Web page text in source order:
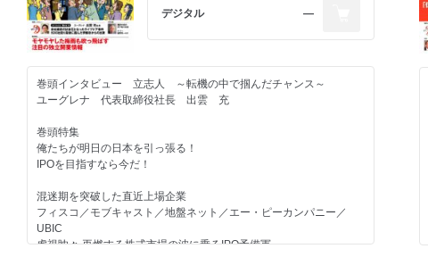
徳重徹社長／スマイルリンク 大林万利子社長／ティーケーピー
河野貴輝社長／ジンコーポレーション 髙橋仁社長／オトコネイ
ル 坂下隆子社長／食一 田中淳士社長／イノベーション 岡崎富
社長／サーチフィールド 齋藤隆太社長／ディーノシステム 中島
一明社長／和える 矢島里佳社長／エスプール 浦上壮平社長／ロ
グーパ 平皓瑛社長／サティス製薬 山崎智士社長／JGマーケティ
ング 佐藤大吾社長／サムライインキュベート 榊原健太郎社長／
アクセルスペース 中村友哉社長／ウィルモア 石川麻由社長／ネ
ェルセルフ 南章行社長／UBIC 守本正宏社長／エニグモ 須田将
吾社長／アラタナ 濱渦伸次社長／BASE 鶴岡裕太社長／ソーシャ
ルリクルーティング 春日博文社長／ユーグレナ 出雲充社長
デジタル ―
巻頭インタビュー 立志人 ～転機の中で掴んだチャンス～
ユーグレナ 代表取締役社長 出雲 充
巻頭特集
俺たちが明日の日本を引っ張る！
IPOを目指すなら今だ！
混迷期を突破した直近上場企業
フィスコ／モブキャスト／地盤ネット／エー・ピーカンパニー／
UBIC
虎視眈々 再燃する株式市場の波に乗るIPO予備軍